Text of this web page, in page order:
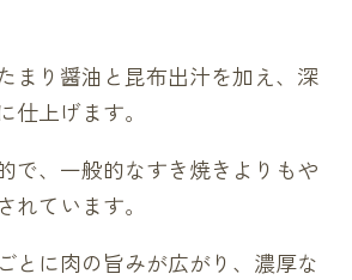
まり醤油と昆布出汁を加え、深
仕上げます。
で、一般的なすき焼きよりもや
れています。
とに肉の旨みが広がり、濃厚な